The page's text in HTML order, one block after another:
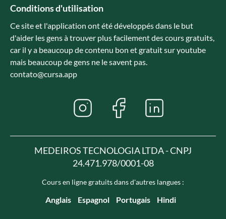
Conditions d'utilisation
Ce site et l'application ont été développés dans le but
d'aider les gens à trouver plus facilement des cours gratuits,
car il y a beaucoup de contenu bon et gratuit sur youtube
mais beaucoup de gens ne le savent pas.
contato@cursa.app
MEDEIROS TECNOLOGIA LTDA - CNPJ
24.471.978/0001-08
Cours en ligne gratuits dans d'autres langues :
Anglais Espagnol Portugais Hindi